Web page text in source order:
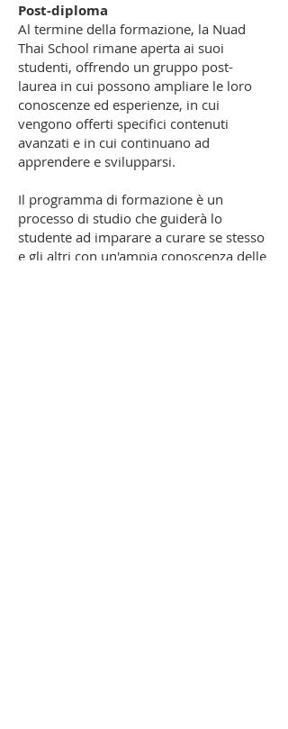
Post-diploma
Al termine della formazione, la Nuad
Thai School rimane aperta ai suoi
studenti, offrendo un gruppo post-
laurea in cui possono ampliare le loro
conoscenze ed esperienze, in cui
vengono offerti specifici contenuti
avanzati e in cui continuano ad
apprendere e svilupparsi.
Il programma di formazione è un
processo di studio che guiderà lo
studente ad imparare a curare se stesso
e gli altri con un'ampia conoscenza delle